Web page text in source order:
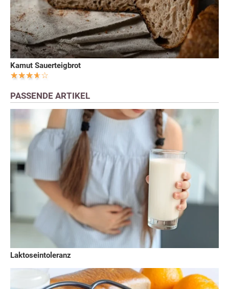
Kamut Sauerteigbrot
PASSENDE ARTIKEL
Laktoseintoleranz